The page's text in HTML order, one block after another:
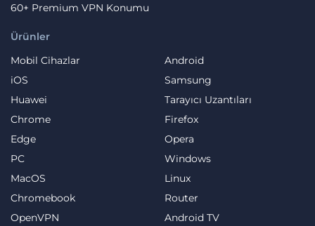
Ürünler
Mobil Cihazlar
Android
iOS
Samsung
Huawei
Tarayıcı Uzantıları
Chrome
Firefox
Edge
Opera
PC
Windows
MacOS
Linux
Chromebook
Router
OpenVPN
Android TV
60+ Premium VPN Konumu